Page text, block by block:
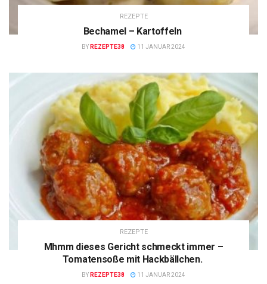
REZEPTE
Bechamel – Kartoffeln
BY REZEPTE38 11 JANUAR 2024
REZEPTE
Mhmm dieses Gericht schmeckt immer –
Tomatensoße mit Hackbällchen.
BY REZEPTE38 11 JANUAR 2024